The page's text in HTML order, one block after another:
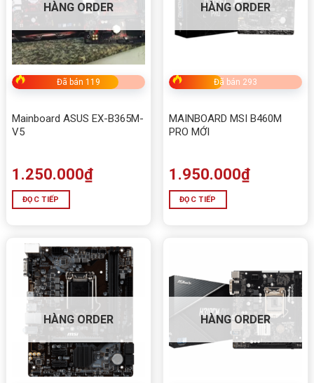
HÀNG ORDER
Đã bán 119
Mainboard ASUS EX-B365M-
V5
1.250.000₫
ĐỌC TIẾP
HÀNG ORDER
Đã bán 293
MAINBOARD MSI B460M
PRO MỚI
1.950.000₫
ĐỌC TIẾP
HÀNG ORDER HÀNG ORDER